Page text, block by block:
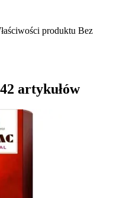
produktu Bez
artykułów